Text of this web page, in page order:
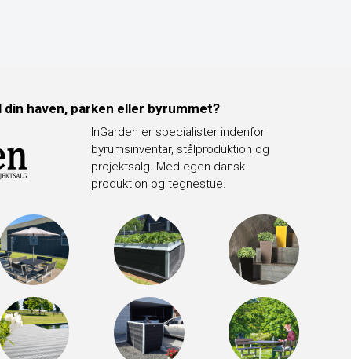
haven, parken eller byrummet?
InGarden er specialister indenfor
byrumsinventar, stålproduktion og
projektsalg. Med egen dansk
produktion og tegnestue.